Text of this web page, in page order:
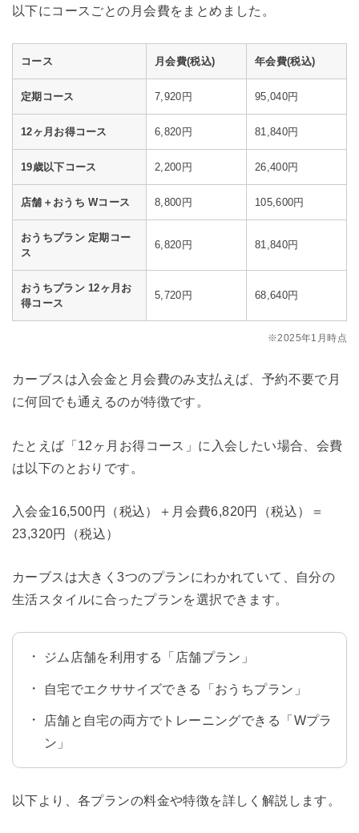
以下にコースごとの月会費をまとめました。
コース 月会費(税込) 年会費(税込)
定期コース 7,920円 95,040円
12ヶ月お得コース 6,820円 81,840円
19歳以下コース 2,200円 26,400円
店舗＋おうち Wコース 8,800円 105,600円
おうちプラン 定期コー
ス
6,820円 81,840円
おうちプラン 12ヶ月お
得コース
5,720円 68,640円
※2025年1月時点
カーブスは入会金と月会費のみ支払えば、予約不要で月
に何回でも通えるのが特徴です。
たとえば「12ヶ月お得コース」に入会したい場合、会費
は以下のとおりです。
入会金16,500円（税込）＋月会費6,820円（税込）＝
23,320円（税込）
カーブスは大きく3つのプランにわかれていて、自分の
生活スタイルに合ったプランを選択できます。
ジム店舗を利用する「店舗プラン」
自宅でエクササイズできる「おうちプラン」
店舗と自宅の両方でトレーニングできる「Wプラ
ン」
以下より、各プランの料金や特徴を詳しく解説します。